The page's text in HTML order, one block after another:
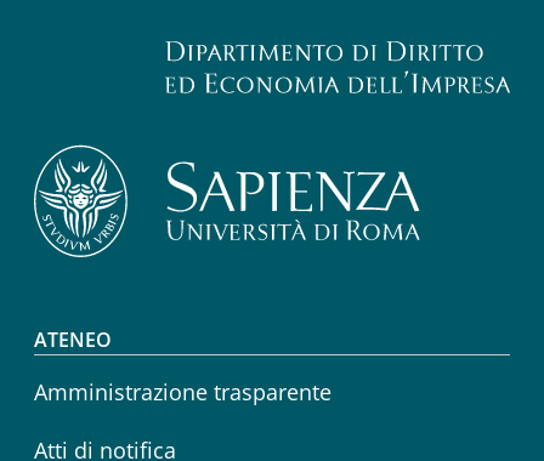
Footer menu
ATENEO
Amministrazione trasparente
Atti di notifica